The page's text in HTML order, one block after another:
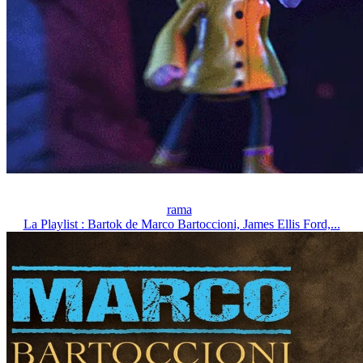
rama
La Playlist : Bartok de Marco Bartoccioni, James Ellis Ford,...